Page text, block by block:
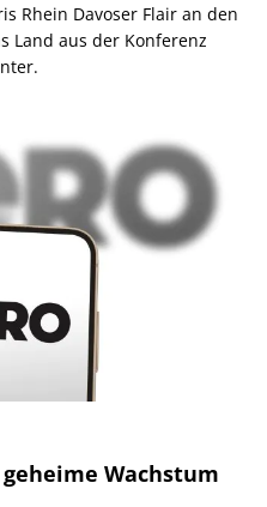
Rhein Davoser Flair an den
Land aus der Konferenz
Wachstum